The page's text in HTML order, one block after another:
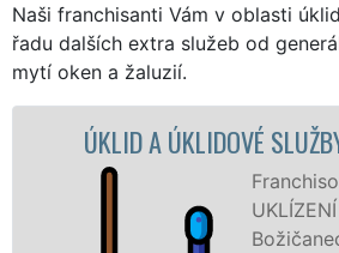
Naši franchisanti Vám v oblasti
řadu dalších extra služeb od
mytí oken a žaluzií.
SLUŽBY BOŽIČANY
Franchisová síť EXTRA
UKLÍZENÍ zajišťuje v
Božičanech a okolí